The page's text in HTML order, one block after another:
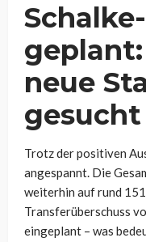
neue
gesucht
Trotz der positiven
angespannt. Die
weiterhin auf rund
Transferüberschuss
eingeplant – was